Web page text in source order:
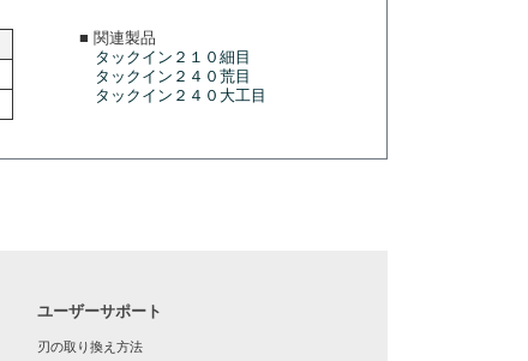
■ 関連製品
タックイン２１０細目
タックイン２４０荒目
タックイン２４０大工目
ユーザーサポート
刃の取り換え方法